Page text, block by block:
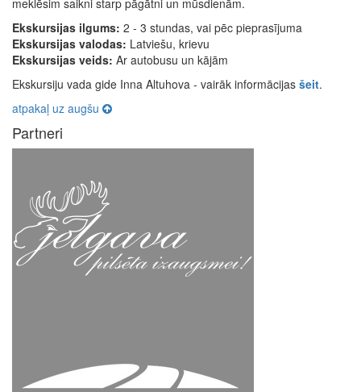
meklēsim saikni starp pāgātni un mūsdienām.
Ekskursijas ilgums: 2 - 3 stundas, vai pēc pieprasījuma
Ekskursijas valodas: Latviešu, krievu
Ekskursijas veids: Ar autobusu un kājām
Ekskursiju vada gide Inna Altuhova - vairāk informācijas šeit.
atpakaļ uz augšu
Partneri